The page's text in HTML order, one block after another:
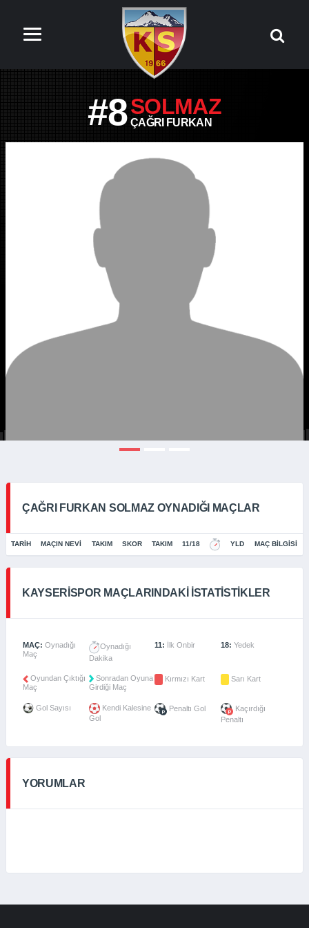
#8SOLMAZ
ÇAĞRI FURKAN
ÇAĞRI FURKAN SOLMAZ OYNADIĞI MAÇLAR
TARIH MAÇIN NEVI TAKIM SKOR TAKIM 11/18 YLD MAÇ BILGISI
KAYSERISPOR MAÇLARINDAKI İSTATISTIKLER
MAÇ: Oynadığı
Maç
Oynadığı
Dakika
11: İlk Onbir 18: Yedek
Oyundan Çıktığı
Maç
Sonradan Oyuna
Girdiği Maç
Kırmızı Kart Sarı Kart
Gol Sayısı
Kendi Kalesine
Gol
Penaltı Gol
Kaçırdığı
Penaltı
YORUMLAR